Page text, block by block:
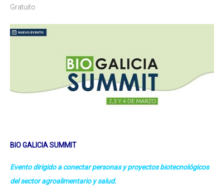
Gratuito
BIO GALICIA SUMMIT
Evento dirigido a conectar personas y proyectos biotecnológicos
del sector agroalimentario y salud.